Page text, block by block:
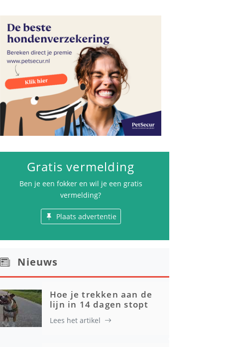
Gratis vermelding
Ben je een fokker en wil je een gratis
vermelding?
Plaats advertentie
Nieuws
Hoe je trekken aan de
lijn in 14 dagen stopt
Lees het artikel